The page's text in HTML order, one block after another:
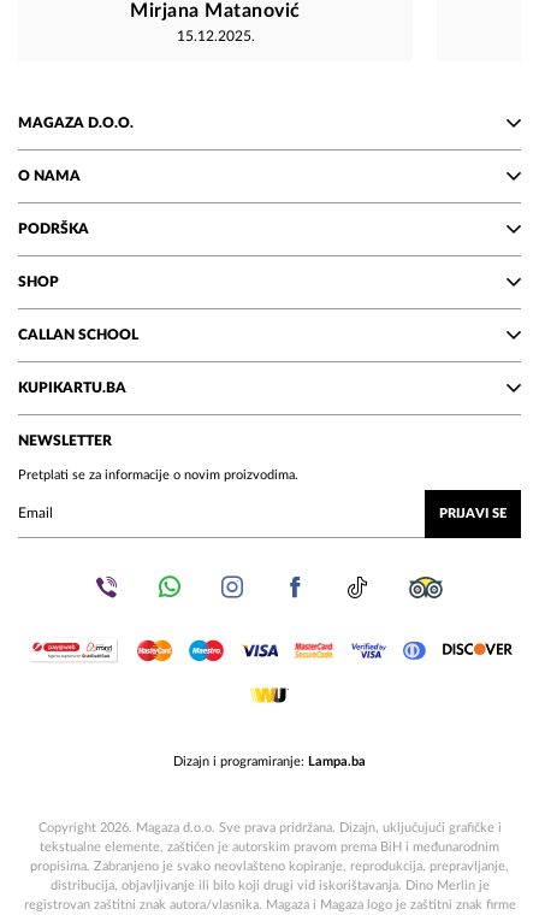
Mirjana Matanović
15.12.2025.
MAGAZA D.O.O.
O NAMA
PODRŠKA
SHOP
CALLAN SCHOOL
KUPIKARTU.BA
NEWSLETTER
Pretplati se za informacije o novim proizvodima.
PRIJAVI SE
Dizajn i programiranje: Lampa.ba
Copyright 2026. Magaza d.o.o. Sve prava pridržana. Dizajn, uključujući grafičke i
tekstualne elemente, zaštićen je autorskim pravom prema BiH i međunarodnim
propisima. Zabranjeno je svako neovlašteno kopiranje, reprodukcija, prepravljanje,
distribucija, objavljivanje ili bilo koji drugi vid iskorištavanja. Dino Merlin je
registrovan zaštitni znak autora/vlasnika. Magaza i Magaza logo je zaštitni znak firme